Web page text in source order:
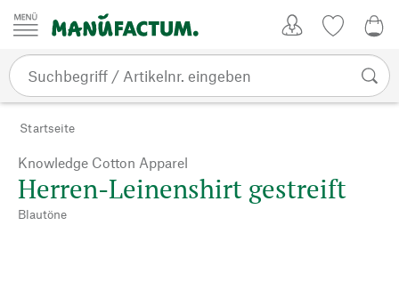
Zum Inhalt springen
Startseite
Knowledge Cotton Apparel
Herren-Leinenshirt gestreift
Blautöne